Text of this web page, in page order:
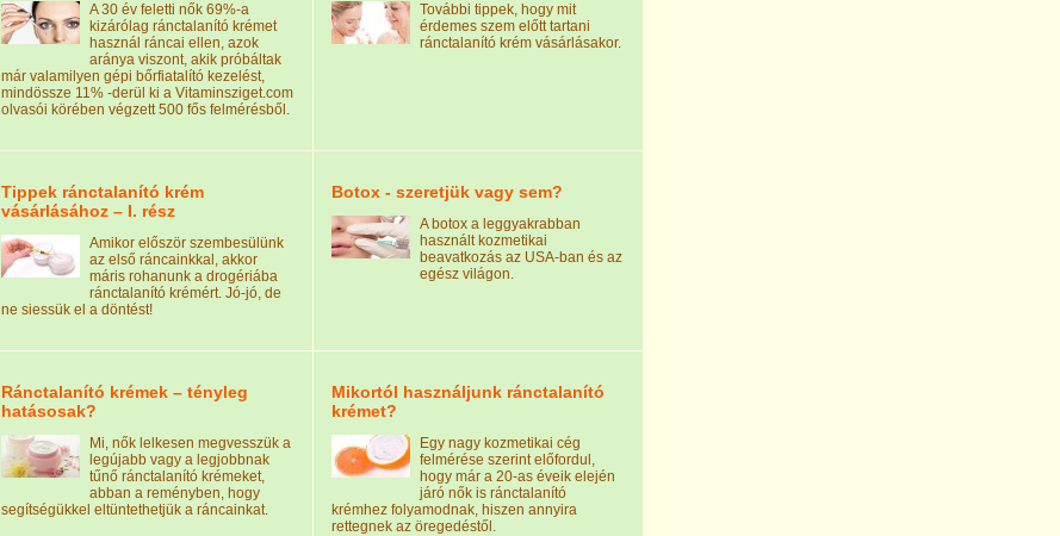
A 30 év feletti nők 69%-a
kizárólag ránctalanító krémet
használ ráncai ellen, azok
aránya viszont, akik próbáltak
már valamilyen gépi bőrfiatalító kezelést,
mindössze 11% -derül ki a Vitaminsziget.com
olvasói körében végzett 500 fős felmérésből.
További tippek, hogy mit
érdemes szem előtt tartani
ránctalanító krém vásárlásakor.
Tippek ránctalanító krém
vásárlásához – I. rész
Amikor először szembesülünk
az első ráncainkkal, akkor
máris rohanunk a drogériába
ránctalanító krémért. Jó-jó, de
ne siessük el a döntést!
Botox - szeretjük vagy sem?
A botox a leggyakrabban
használt kozmetikai
beavatkozás az USA-ban és az
egész világon.
Ránctalanító krémek – tényleg
hatásosak?
Mi, nők lelkesen megvesszük a
legújabb vagy a legjobbnak
tűnő ránctalanító krémeket,
abban a reményben, hogy
segítségükkel eltüntethetjük a ráncainkat.
Mikortól használjunk ránctalanító
krémet?
Egy nagy kozmetikai cég
felmérése szerint előfordul,
hogy már a 20-as éveik elején
járó nők is ránctalanító
krémhez folyamodnak, hiszen annyira
rettegnek az öregedéstől.